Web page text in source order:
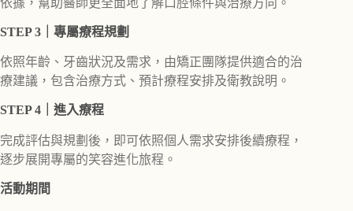
STEP 3｜專屬療程規劃
依照年齡、牙齒狀況及需求，由矯正團隊提供適合的治
療建議，包含治療方式、預計療程安排及衛教說明。
STEP 4｜進入療程
完成評估與規劃後，即可依照個人需求安排後續療程，
逐步展開專屬的笑容進化旅程。
活動期間